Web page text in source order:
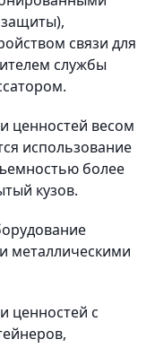
связи для
службы
ценностей весом
использование
более
кузов.
металлическими
ценностей с